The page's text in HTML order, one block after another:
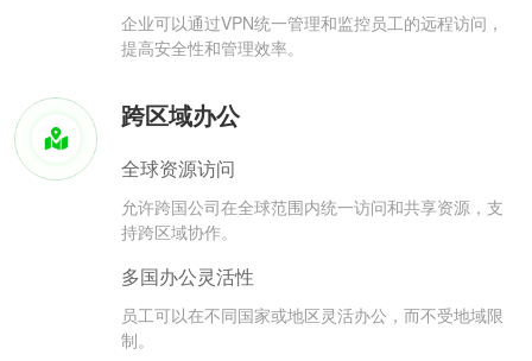
企业可以通过VPN统一管理和监控员工的远程访问，
提高安全性和管理效率。
跨区域办公
全球资源访问
允许跨国公司在全球范围内统一访问和共享资源，支
持跨区域协作。
多国办公灵活性
员工可以在不同国家或地区灵活办公，而不受地域限
制。